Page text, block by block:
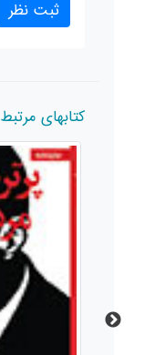
کتابهای مرتبط